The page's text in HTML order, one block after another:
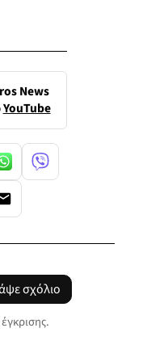
News
YouTube
σχόλιο